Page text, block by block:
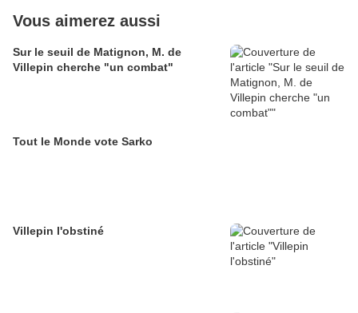
Vous aimerez aussi
Sur le seuil de Matignon, M. de
Villepin cherche "un combat"
Tout le Monde vote Sarko
Villepin l'obstiné